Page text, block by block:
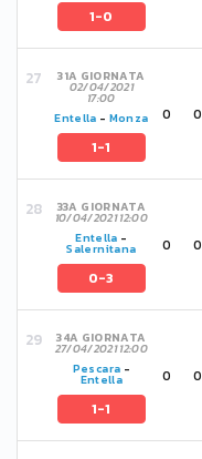
1-0
31A GIORNATA
02/04/2021
17:00
Entella - Monza
1-1
0 0
33A GIORNATA
10/04/2021 12:00
Entella -
Salernitana
0-3
0 0
34A GIORNATA
27/04/2021 12:00
Pescara -
Entella
1-1
0 0